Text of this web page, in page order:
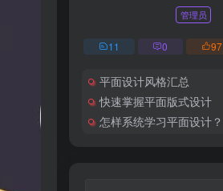
管理员
11 0 97
平面设计风格汇总
快速掌握平面版式设计
怎样系统学习平面设计？